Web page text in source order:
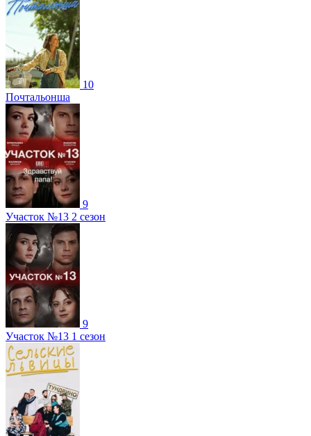
10
Почтальонша
9
Участок №13 2 сезон
9
Участок №13 1 сезон